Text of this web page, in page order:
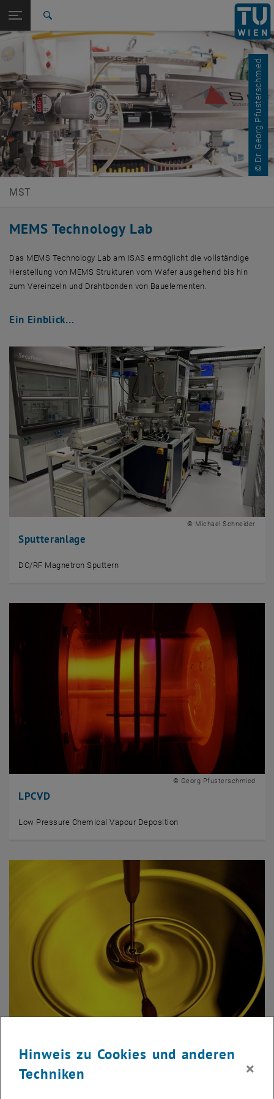
TU Login
Quicklinks
Quicklinks-Menü umschalten
Studium
International
Karriere
Zur 1. Menü Ebene
E366-02-Forschungsbereich Mikrosystemtechnik
Zurück: Subseiten von E366-02-Forschungsbereich
Zurück zur letzten Ebene:
E366-02-Forschungsbereich
Mikrosystemtechnik
MEMS Technology Lab © Dr. Georg Pfusterschmied
MST
MEMS Technology Lab
Das MEMS Technology Lab am ISAS ermöglicht die vollständige
Herstellung von MEMS Strukturen vom Wafer ausgehend bis hin
zum Vereinzeln und Drahtbonden von Bauelementen.
Ein Einblick...
Sputteranlage
© Michael Schneider
DC/RF Magnetron Sputtern
LPCVD
© Georg Pfusterschmied
Low Pressure Chemical Vapour Deposition
Photolithographie
Hinweis zu Cookies und anderen
Techniken
×